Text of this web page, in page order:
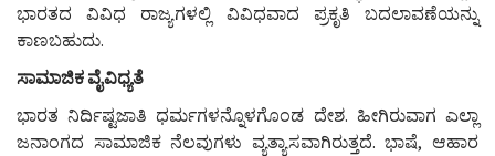
ಭಾರತದ ವಿವಿಧ ರಾಜ್ಯಗಳಲ್ಲಿ ವಿವಿಧವಾದ ಪ್ರಕೃತಿ ಬದಲಾವಣೆಯನ್ನು
ಕಾಣಬಹುದು.
ಸಾಮಾಜಿಕ ವೈವಿಧ್ಯತೆ
ಭಾರತ ನಿರ್ದಿಷ್ಟಜಾತಿ ಧರ್ಮಗಳನ್ನೊಳಗೊಂಡ ದೇಶ. ಹೀಗಿರುವಾಗ ಎಲ್ಲಾ
ಜನಾಂಗದ ಸಾಮಾಜಿಕ ನೆಲವುಗಳು ವ್ಯತ್ಯಾಸವಾಗಿರುತ್ತದೆ. ಭಾಷೆ, ಆಹಾರ